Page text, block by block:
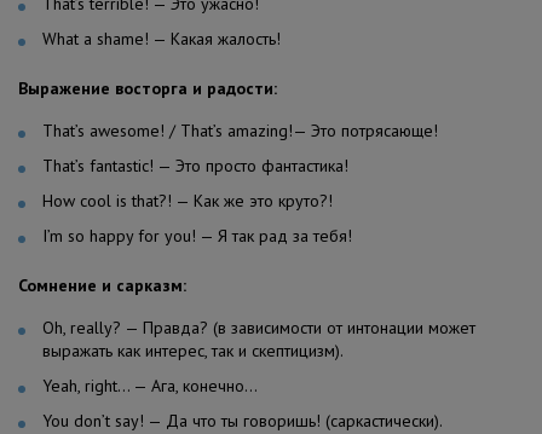
What a shame! — Какая жалость!
Выражение восторга и радости:
That’s awesome! / That’s amazing!— Это потрясающе!
That’s fantastic! — Это просто фантастика!
How cool is that?! — Как же это круто?!
I’m so happy for you! — Я так рад за тебя!
Сомнение и сарказм:
Oh, really? — Правда? (в зависимости от интонации может
выражать как интерес, так и скептицизм).
Yeah, right… — Ага, конечно…
You don’t say! — Да что ты говоришь! (саркастически).